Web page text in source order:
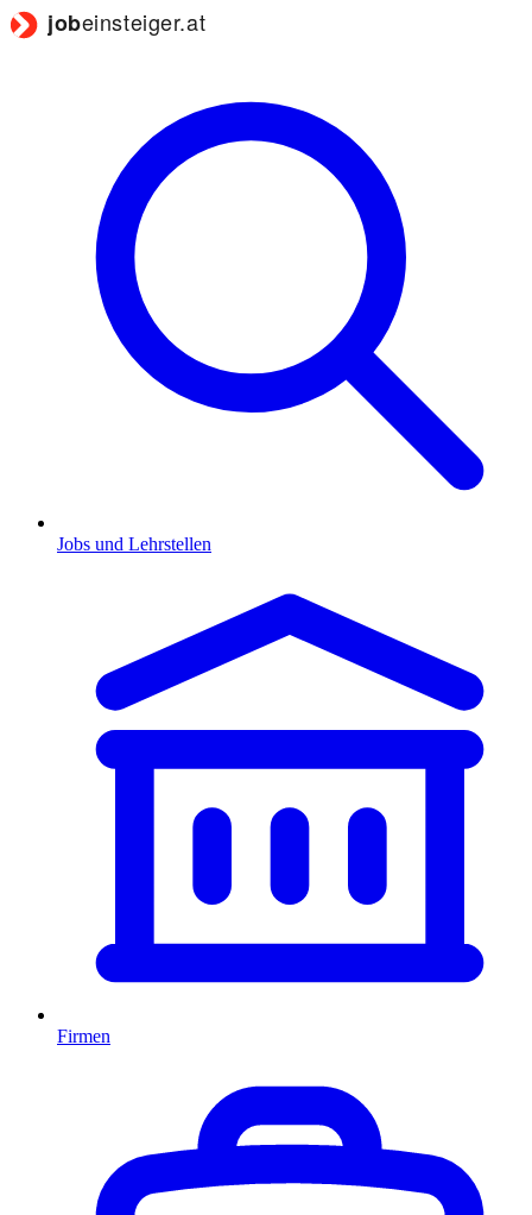
Jobs und Lehrstellen
Firmen